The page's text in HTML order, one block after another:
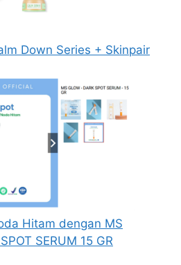
Down Series + Skinpair
Hitam dengan MS
SERUM 15 GR